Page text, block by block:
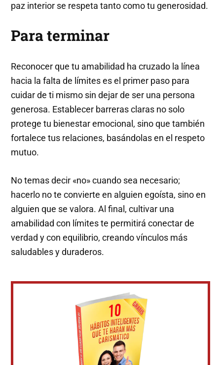
paz interior se respeta tanto como tu generosidad.
Para terminar
Reconocer que tu amabilidad ha cruzado la línea
hacia la falta de límites es el primer paso para
cuidar de ti mismo sin dejar de ser una persona
generosa. Establecer barreras claras no solo
protege tu bienestar emocional, sino que también
fortalece tus relaciones, basándolas en el respeto
mutuo.
No temas decir «no» cuando sea necesario;
hacerlo no te convierte en alguien egoísta, sino en
alguien que se valora. Al final, cultivar una
amabilidad con límites te permitirá conectar de
verdad y con equilibrio, creando vínculos más
saludables y duraderos.